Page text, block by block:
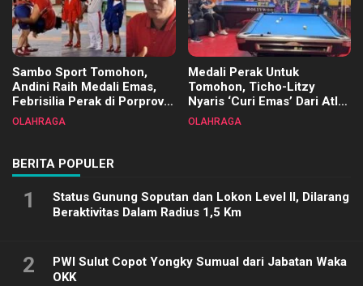
Sambo Sport Tomohon,
Andini Raih Medali Emas,
Febrisilia Perak di Porprov
Sulut 2025
OLAHRAGA
Medali Perak Untuk
Tomohon, Ticho-Litzy
Nyaris ‘Curi Emas’ Dari Atlet
Biliar PON di Porprov Sulut
OLAHRAGA
BERITA POPULER
1
Status Gunung Soputan dan Lokon Level II, Dilarang
Beraktivitas Dalam Radius 1,5 Km
2
PWI Sulut Copot Yongky Sumual dari Jabatan Waka
OKK